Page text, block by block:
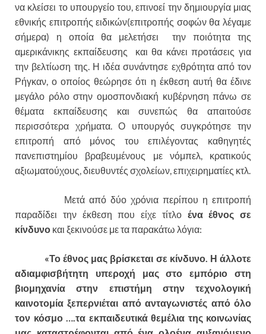
να κλείσει το υπουργείο του, επινοεί την δημιουργία μιας
εθνικής επιτροπής ειδικών(επιτροπής σοφών θα λέγαμε
σήμερα) η οποία θα μελετήσει την ποιότητα της
αμερικάνικης εκπαίδευσης και θα κάνει προτάσεις για
την βελτίωση της. Η ιδέα συνάντησε εχθρότητα από τον
Ρήγκαν, ο οποίος θεώρησε ότι η έκθεση αυτή θα έδινε
μεγάλο ρόλο στην ομοσπονδιακή κυβέρνηση πάνω σε
θέματα εκπαίδευσης και συνεπώς θα απαιτούσε
περισσότερα χρήματα. Ο υπουργός συγκρότησε την
επιτροπή από μόνος του επιλέγοντας καθηγητές
πανεπιστημίου βραβευμένους με νόμπελ, κρατικούς
αξιωματούχους, διευθυντές σχολείων, επιχειρηματίες κτλ.
Μετά από δύο χρόνια περίπου η επιτροπή
παραδίδει την έκθεση που είχε τίτλο ένα έθνος σε
κίνδυνο και ξεκινούσε με τα παρακάτω λόγια:
«Το έθνος μας βρίσκεται σε κίνδυνο. Η άλλοτε
αδιαμφισβήτητη υπεροχή μας στο εμπόριο στη
βιομηχανία στην επιστήμη στην τεχνολογική
καινοτομία ξεπερνιέται από ανταγωνιστές από όλο
τον κόσμο ….τα εκπαιδευτικά θεμέλια της κοινωνίας